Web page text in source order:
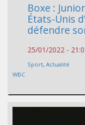
Boxe :
États-Unis
défendre
25/01/2022 -
Sport, Actualité
WBC